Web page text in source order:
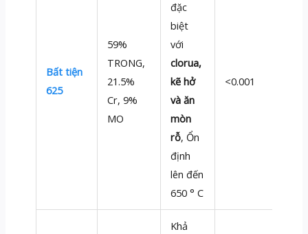
Bất tiện
625
59%
TRONG,
21.5%
Cr, 9%
MO
đặc
biệt
với
clorua,
kẽ hở
và ăn
mòn
rỗ, Ổn
định
lên đến
650 ° C
<0.001
Khả